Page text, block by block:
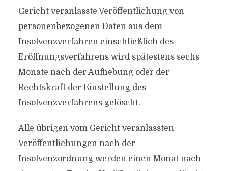
Gericht veranlasste Veröffentlichung von
personenbezogenen Daten aus dem
Insolvenzverfahren einschließlich des
Eröffnungsverfahrens wird spätestens sechs
Monate nach der Aufhebung oder der
Rechtskraft der Einstellung des
Insolvenzverfahrens gelöscht.
Alle übrigen vom Gericht veranlassten
Veröffentlichungen nach der
Insolvenzordnung werden einen Monat nach